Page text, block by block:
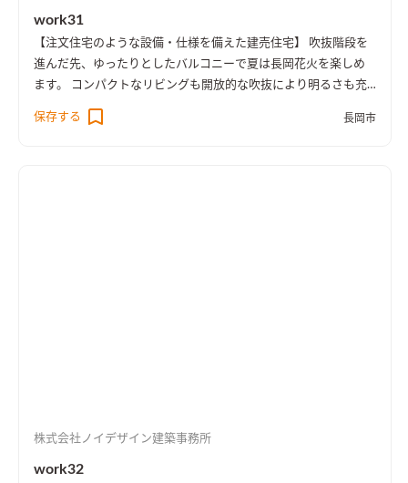
work31
【注文住宅のような設備・仕様を備えた建売住宅】 吹抜階段を
進んだ先、ゆったりとしたバルコニーで夏は長岡花火を楽しめ
ます。 コンパクトなリビングも開放的な吹抜により明るさも充
く家具購入費などのコストも抑えられます。 ［spec：長期優良
保存する 長岡市
株式会社ノイデザイン建築事務所
work32